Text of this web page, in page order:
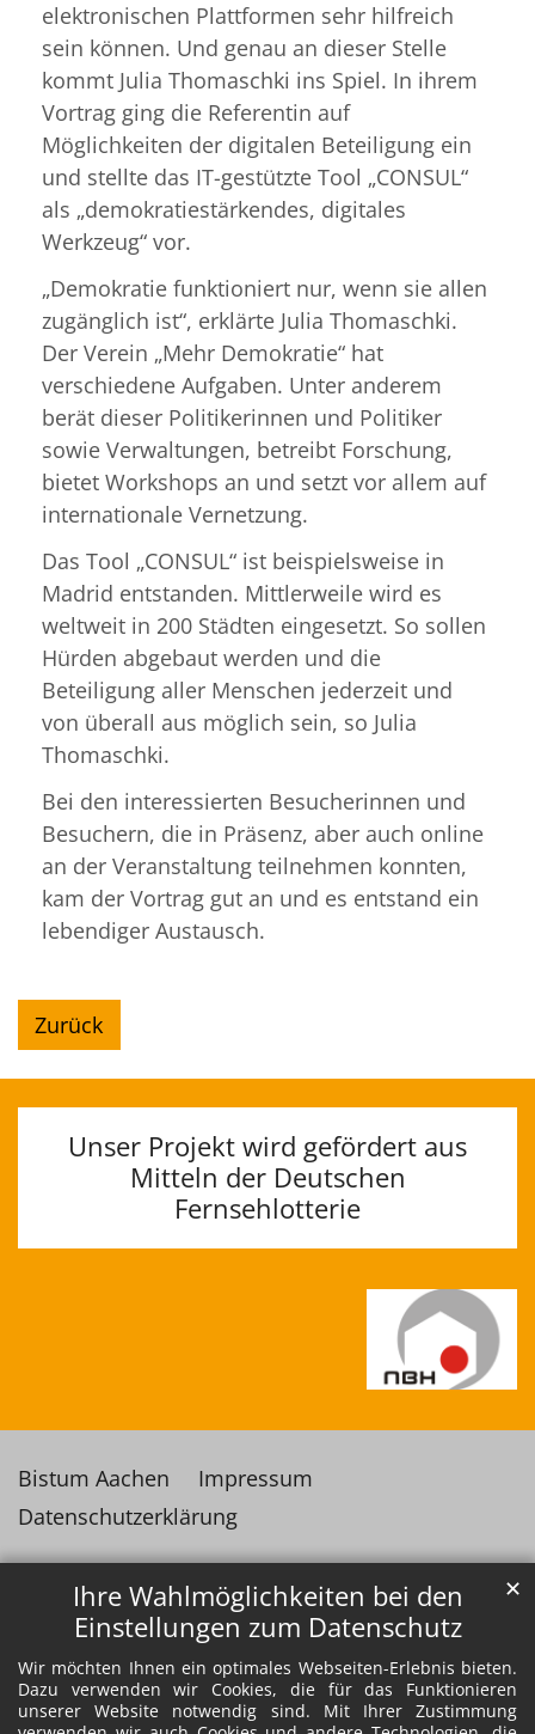
Ihre Wahlmöglichkeiten bei den
Einstellungen zum Datenschutz
Wir möchten Ihnen ein optimales Webseiten-Erlebnis bieten.
Dazu verwenden wir Cookies, die für das Funktionieren
unserer Website notwendig sind. Mit Ihrer Zustimmung
✕
elektronischen Plattformen sehr hilfreich
sein können. Und genau an dieser Stelle
kommt Julia Thomaschki ins Spiel. In ihrem
Vortrag ging die Referentin auf
Möglichkeiten der digitalen Beteiligung ein
und stellte das IT-gestützte Tool „CONSUL“
als „demokratiestärkendes, digitales
Werkzeug“ vor.
„Demokratie funktioniert nur, wenn sie allen
zugänglich ist“, erklärte Julia Thomaschki.
Der Verein „Mehr Demokratie“ hat
verschiedene Aufgaben. Unter anderem
berät dieser Politikerinnen und Politiker
sowie Verwaltungen, betreibt Forschung,
bietet Workshops an und setzt vor allem auf
internationale Vernetzung.
Das Tool „CONSUL“ ist beispielsweise in
Madrid entstanden. Mittlerweile wird es
weltweit in 200 Städten eingesetzt. So sollen
Hürden abgebaut werden und die
Beteiligung aller Menschen jederzeit und
von überall aus möglich sein, so Julia
Thomaschki.
Bei den interessierten Besucherinnen und
Besuchern, die in Präsenz, aber auch online
an der Veranstaltung teilnehmen konnten,
kam der Vortrag gut an und es entstand ein
lebendiger Austausch.
Zurück
Unser Projekt wird gefördert aus
Mitteln der Deutschen
Fernsehlotterie
Bistum Aachen
Impressum
Datenschutzerklärung